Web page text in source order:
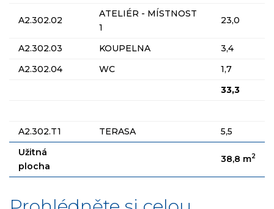
A2.302.02
ATELIÉR - MÍSTNOST
1
23,0
A2.302.03 KOUPELNA
3,4
A2.302.04
WC
1,7
33,3
A2.302.T1 TERASA
5,5
Užitná
plocha
38,8 m2